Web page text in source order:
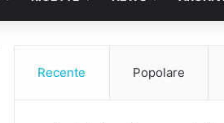
Recente Popolare